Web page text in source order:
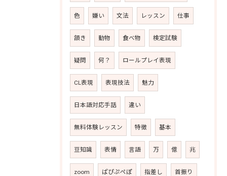
色 嫌い 文法 レッスン 仕事
頷き 動物 食べ物 検定試験
疑問 何？ ロールプレイ表現
CL表現 表現技法 魅力
日本語対応手話 違い
無料体験レッスン 特徴 基本
豆知識 表情 言語 万 億 兆
zoom ぱぴぷぺぽ 指差し 首振り